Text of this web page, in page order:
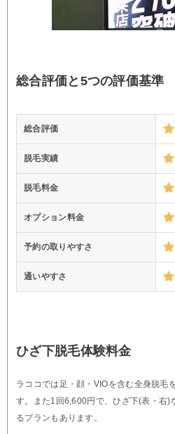
総合評価と5つの評価基準
総合評価
脱毛実績
脱毛料金
オプション料金
予約の取りやすさ
通いやすさ
ひざ下脱毛体験料金
ラココでは足・顔・VIOを含む全身脱毛
す。また1回6,600円で、ひざ下(表・右)
るプランもあります。